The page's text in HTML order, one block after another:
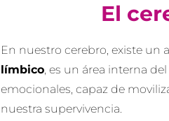
El
En nuestro cerebro, existe un
límbico, es un área interna
emocionales, capaz de
nuestra supervivencia.